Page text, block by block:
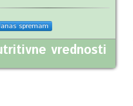
spremam
vrednosti